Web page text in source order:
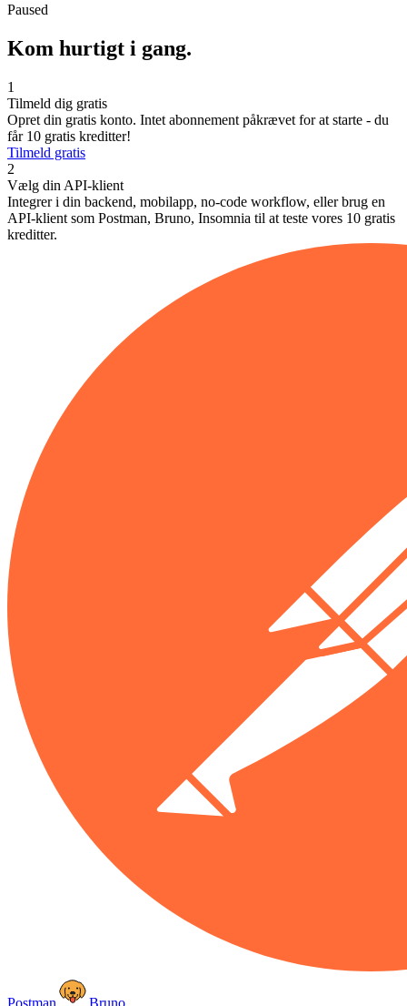
Paused
Kom hurtigt i gang.
1
Tilmeld dig gratis
Opret din gratis konto. Intet abonnement påkrævet for at starte - du
får 10 gratis kreditter!
Tilmeld gratis
2
Vælg din API-klient
Integrer i din backend, mobilapp, no-code workflow, eller brug en
API-klient som Postman, Bruno, Insomnia til at teste vores 10 gratis
kreditter.
Postman Bruno